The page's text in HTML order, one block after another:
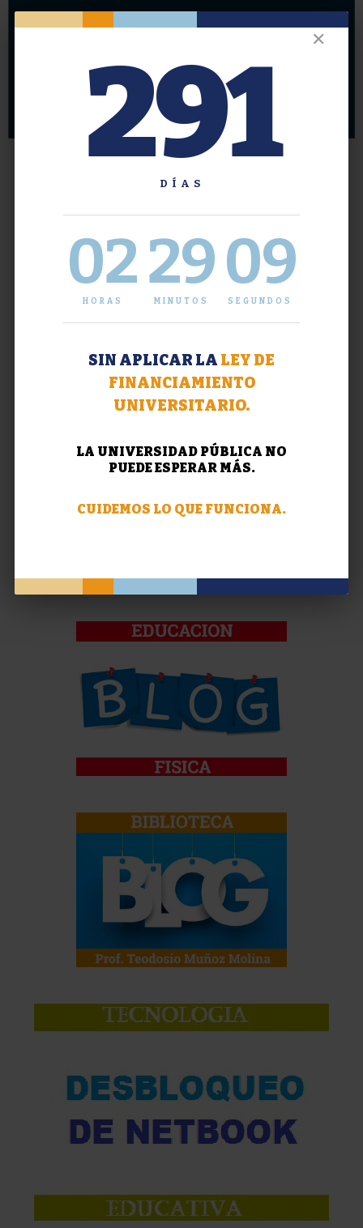
✕
291
DÍAS
02
HORAS
29
MINUTOS
09
SEGUNDOS
SIN APLICAR LA LEY DE
FINANCIAMIENTO
UNIVERSITARIO.
LA UNIVERSIDAD PÚBLICA NO
PUEDE ESPERAR MÁS.
CUIDEMOS LO QUE FUNCIONA.